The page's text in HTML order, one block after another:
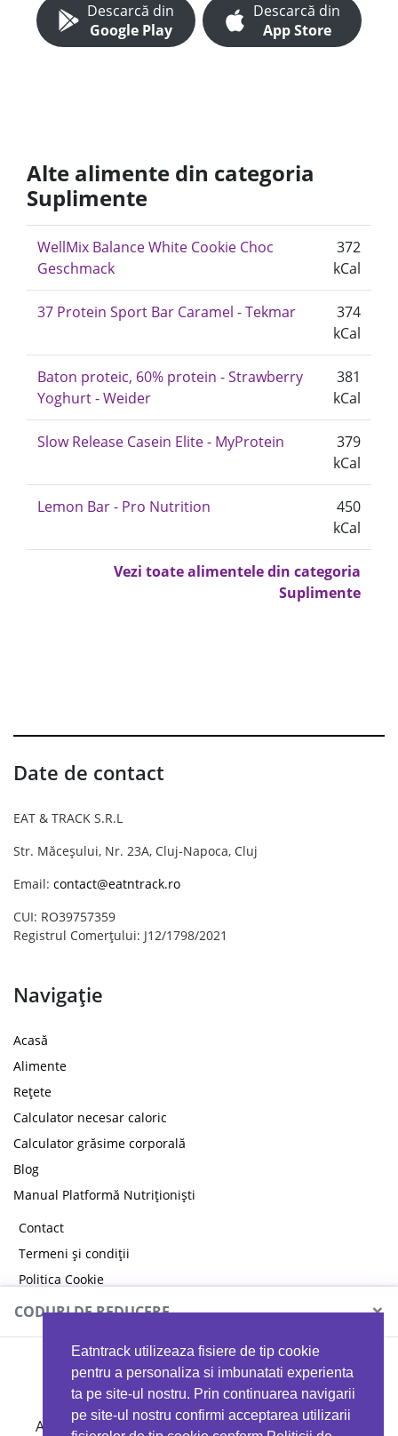
Eatntrack utilizeaza fisiere de tip cookie
pentru a personaliza si imbunatati experienta
ta pe site-ul nostru. Prin continuarea navigarii
pe site-ul nostru confirmi acceptarea utilizarii
Descarcă din
Google Play
Descarcă din
App Store
Alte alimente din categoria
Suplimente
WellMix Balance White Cookie Choc
Geschmack
372
kCal
37 Protein Sport Bar Caramel - Tekmar
374
kCal
Baton proteic, 60% protein - Strawberry
Yoghurt - Weider
381
kCal
Slow Release Casein Elite - MyProtein
379
kCal
Lemon Bar - Pro Nutrition
450
kCal
Vezi toate alimentele din categoria
Suplimente
Date de contact
EAT & TRACK S.R.L
Str. Măceșului, Nr. 23A, Cluj-Napoca, Cluj
Email: contact@eatntrack.ro
CUI: RO39757359
Registrul Comerțului: J12/1798/2021
Navigație
Acasă
Alimente
Rețete
Calculator necesar caloric
Calculator grăsime corporală
Blog
Manual Platformă Nutriționiști
Contact
Termeni și condiții
Politica Cookie
Politica de confidențialitate
CODURI DE REDUCERE ×
MYPROTEIN
Ai 40%reducere la orice comandă folosind codul